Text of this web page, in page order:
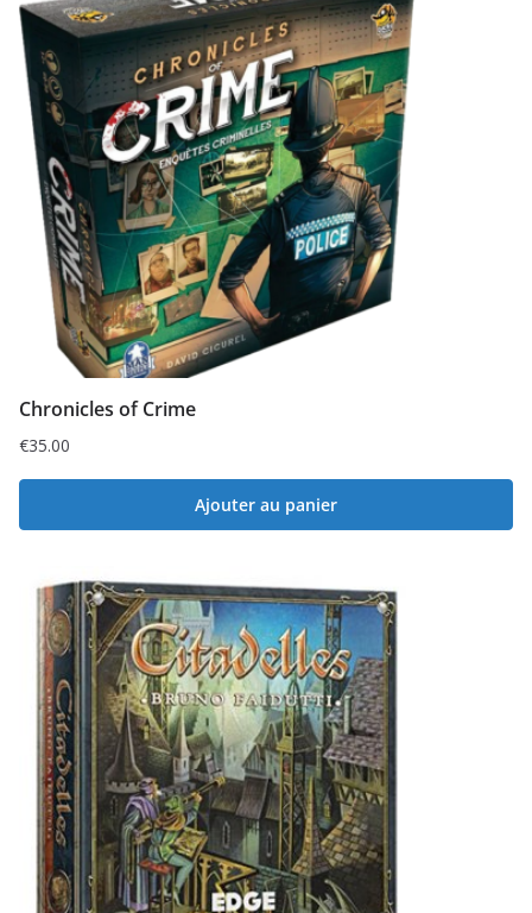
Chronicles of Crime
€35.00
Ajouter au panier